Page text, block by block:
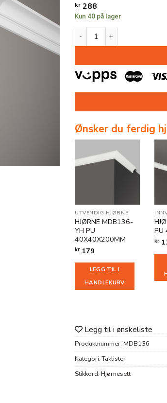
kr 288
Kun 40 på lager
TAKLIST MDB136 PU
Ønsker du ferdig
UTVENDIG HJØRNE
HJØRNE MDB136-
YH PU
40X40X200MM
kr179
LEGG TIL I
HANDLEKURV
PU
kr
Legg til i ønskeliste
Produktnummer: MDB136
Kategori:Taklister
Stikkord: Hjørnesett